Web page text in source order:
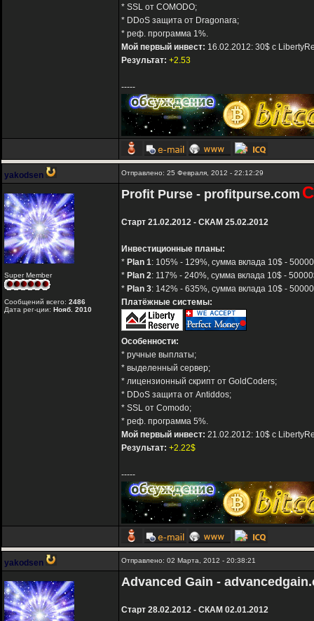
* SSL от COMODO;
* DDoS защита от Dragonara;
* реф. программа 1%.
Мой первый инвест: 16.02.2012: 30$ с
Результат: +2.53
-----
yakodsen Отправлено: 25 Февраля, 2012 - 22:12:29
Super Member
Сообщений всего: 2486
Дата рег-ции: Нояб. 2010
Profit Purse - profitpurse.com
Старт 21.02.2012 - СКАМ 25.02.2012
Инвестиционные планы:
* Plan 1: 105% - 129%, сумма вклада 10$ -
* Plan 2: 117% - 240%, сумма вклада 10$ -
* Plan 3: 142% - 635%, сумма вклада 10$ -
Платёжные системы:
Особенности:
* ручные выплаты;
* выделенный сервер;
* лицензионный скрипт от GoldCoders;
* DDoS защита от Antiddos;
* SSL от Comodo;
* реф. программа 5%.
Мой первый инвест: 21.02.2012: 10$ с
Результат: +2.22$
-----
yakodsen Отправлено: 02 Марта, 2012 - 20:38:21
Advanced Gain -
Старт 28.02.2012 - СКАМ 02.01.2012